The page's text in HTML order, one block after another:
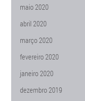
maio 2020
abril 2020
março 2020
fevereiro 2020
janeiro 2020
dezembro 2019